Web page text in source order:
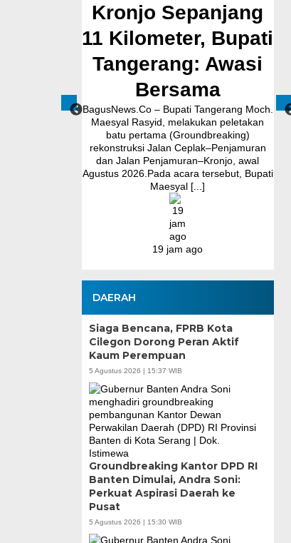
Moch
Bupati
Kronjo Sepanjang
11 Kilometer, Bupati
Tangerang: Awasi
Bersama
BagusNews.Co – Bupati Tangerang Moch.
Maesyal Rasyid, melakukan peletakan
batu pertama (Groundbreaking)
rekonstruksi Jalan Ceplak–Penjamuran
dan Jalan Penjamuran–Kronjo, awal
Agustus 2026.Pada acara tersebut, Bupati
Maesyal [...]
19 jam ago
DAERAH
Siaga Bencana, FPRB Kota
Cilegon Dorong Peran Aktif
Kaum Perempuan
5 Agustus 2026 | 15:37 WIB
Groundbreaking Kantor DPD RI
Banten Dimulai, Andra Soni:
Perkuat Aspirasi Daerah ke
Pusat
5 Agustus 2026 | 15:30 WIB